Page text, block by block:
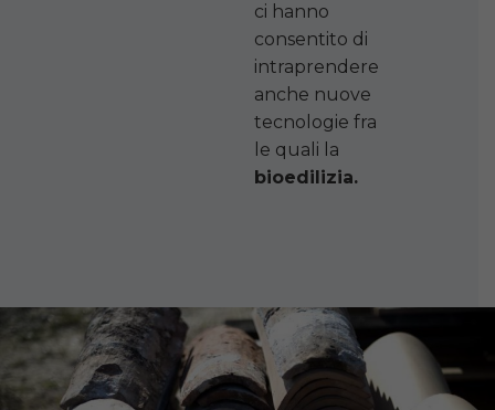
ci hanno
consentito di
intraprendere
anche nuove
tecnologie fra
le quali la
bioedilizia.